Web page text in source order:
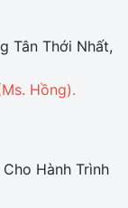
Tân Thới Nhất,
Hồng).
Hành Trình